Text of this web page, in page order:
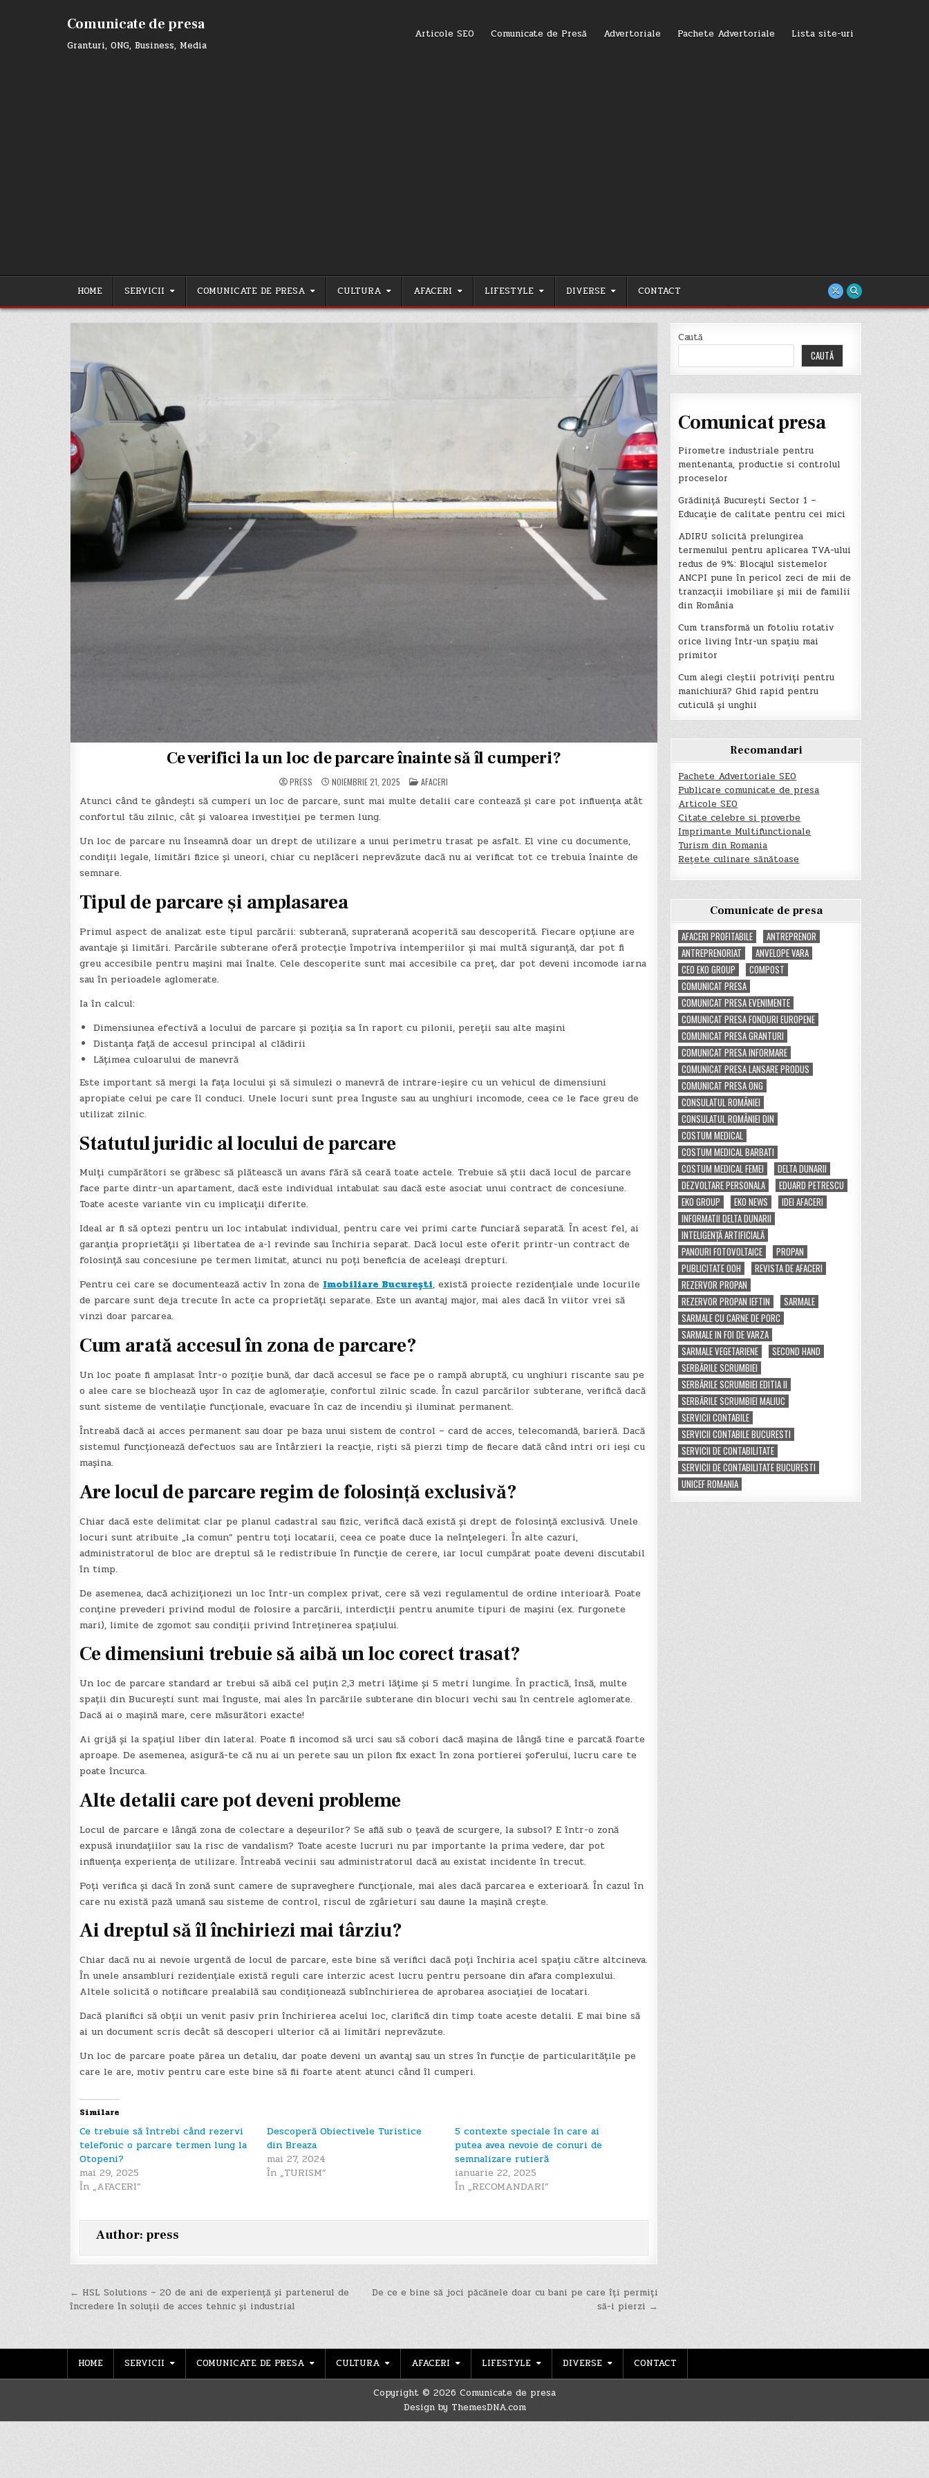
Comunicate de presa
Granturi, ONG, Business, Media
Articole SEO Comunicate de Presă Advertoriale Pachete Advertoriale Lista site-uri
HOME SERVICII COMUNICATE DE PRESA CULTURA AFACERI LIFESTYLE DIVERSE CONTACT
Ce verifici la un loc de parcare înainte să îl cumperi?
PRESS NOIEMBRIE 21, 2025 POSTED
IN
AFACERI
Atunci când te gândești să cumperi un loc de parcare, sunt mai multe detalii care contează și care pot influența atât
confortul tău zilnic, cât și valoarea investiției pe termen lung.
Un loc de parcare nu înseamnă doar un drept de utilizare a unui perimetru trasat pe asfalt. El vine cu documente,
condiții legale, limitări fizice și uneori, chiar cu neplăceri neprevăzute dacă nu ai verificat tot ce trebuia înainte de
semnare.
Tipul de parcare și amplasarea
Primul aspect de analizat este tipul parcării: subterană, supraterană acoperită sau descoperită. Fiecare opțiune are
avantaje și limitări. Parcările subterane oferă protecție împotriva intemperiilor și mai multă siguranță, dar pot fi
greu accesibile pentru mașini mai înalte. Cele descoperite sunt mai accesibile ca preț, dar pot deveni incomode iarna
sau în perioadele aglomerate.
Ia în calcul:
Dimensiunea efectivă a locului de parcare și poziția sa în raport cu pilonii, pereții sau alte mașini
Distanța față de accesul principal al clădirii
Lățimea culoarului de manevră
Este important să mergi la fața locului și să simulezi o manevră de intrare-ieșire cu un vehicul de dimensiuni
apropiate celui pe care îl conduci. Unele locuri sunt prea înguste sau au unghiuri incomode, ceea ce le face greu de
utilizat zilnic.
Statutul juridic al locului de parcare
Mulți cumpărători se grăbesc să plătească un avans fără să ceară toate actele. Trebuie să știi dacă locul de parcare
face parte dintr-un apartament, dacă este individual intabulat sau dacă este asociat unui contract de concesiune.
Toate aceste variante vin cu implicații diferite.
Ideal ar fi să optezi pentru un loc intabulat individual, pentru care vei primi carte funciară separată. În acest fel, ai
garanția proprietății și libertatea de a-l revinde sau închiria separat. Dacă locul este oferit printr-un contract de
folosință sau concesiune pe termen limitat, atunci nu poți beneficia de aceleași drepturi.
Pentru cei care se documentează activ în zona deImobiliare București, există proiecte rezidențiale unde locurile
de parcare sunt deja trecute în acte ca proprietăți separate. Este un avantaj major, mai ales dacă în viitor vrei să
vinzi doar parcarea.
Cum arată accesul în zona de parcare?
Un loc poate fi amplasat într-o poziție bună, dar dacă accesul se face pe o rampă abruptă, cu unghiuri riscante sau pe
o alee care se blochează ușor în caz de aglomerație, confortul zilnic scade. În cazul parcărilor subterane, verifică dacă
sunt sisteme de ventilație funcționale, evacuare în caz de incendiu și iluminat permanent.
Întreabă dacă ai acces permanent sau doar pe baza unui sistem de control – card de acces, telecomandă, barieră. Dacă
sistemul funcționează defectuos sau are întârzieri la reacție, riști să pierzi timp de fiecare dată când intri ori ieși cu
mașina.
Are locul de parcare regim de folosință exclusivă?
Chiar dacă este delimitat clar pe planul cadastral sau fizic, verifică dacă există și drept de folosință exclusivă. Unele
locuri sunt atribuite „la comun” pentru toți locatarii, ceea ce poate duce la neînțelegeri. În alte cazuri,
administratorul de bloc are dreptul să le redistribuie în funcție de cerere, iar locul cumpărat poate deveni discutabil
în timp.
De asemenea, dacă achiziționezi un loc într-un complex privat, cere să vezi regulamentul de ordine interioară. Poate
conține prevederi privind modul de folosire a parcării, interdicții pentru anumite tipuri de mașini (ex. furgonete
mari), limite de zgomot sau condiții privind întreținerea spațiului.
Ce dimensiuni trebuie să aibă un loc corect trasat?
Un loc de parcare standard ar trebui să aibă cel puțin 2,3 metri lățime și 5 metri lungime. În practică, însă, multe
spații din București sunt mai înguste, mai ales în parcările subterane din blocuri vechi sau în centrele aglomerate.
Dacă ai o mașină mare, cere măsurători exacte!
Ai grijă și la spațiul liber din lateral. Poate fi incomod să urci sau să cobori dacă mașina de lângă tine e parcată foarte
aproape. De asemenea, asigură-te că nu ai un perete sau un pilon fix exact în zona portierei șoferului, lucru care te
poate încurca.
Alte detalii care pot deveni probleme
Locul de parcare e lângă zona de colectare a deșeurilor? Se află sub o țeavă de scurgere, la subsol? E într-o zonă
expusă inundațiilor sau la risc de vandalism? Toate aceste lucruri nu par importante la prima vedere, dar pot
influența experiența de utilizare. Întreabă vecinii sau administratorul dacă au existat incidente în trecut.
Poți verifica și dacă în zonă sunt camere de supraveghere funcționale, mai ales dacă parcarea e exterioară. În cazul în
care nu există pază umană sau sisteme de control, riscul de zgârieturi sau daune la mașină crește.
Ai dreptul să îl închiriezi mai târziu?
Chiar dacă nu ai nevoie urgentă de locul de parcare, este bine să verifici dacă poți închiria acel spațiu către altcineva.
În unele ansambluri rezidențiale există reguli care interzic acest lucru pentru persoane din afara complexului.
Altele solicită o notificare prealabilă sau condiționează subînchirierea de aprobarea asociației de locatari.
Dacă planifici să obții un venit pasiv prin închirierea acelui loc, clarifică din timp toate aceste detalii. E mai bine să
ai un document scris decât să descoperi ulterior că ai limitări neprevăzute.
Un loc de parcare poate părea un detaliu, dar poate deveni un avantaj sau un stres în funcție de particularitățile pe
care le are, motiv pentru care este bine să fii foarte atent atunci când îl cumperi.
Similare
Ce trebuie să întrebi când rezervi
telefonic o parcare termen lung la
Otopeni?
mai 29, 2025
În „AFACERI”
Descoperă Obiectivele Turistice
din Breaza
mai 27, 2024
În „TURISM”
5 contexte speciale în care ai
putea avea nevoie de conuri de
semnalizare rutieră
ianuarie 22, 2025
În „RECOMANDARI”
Author: press
Navigare
în
De ce e bine să joci păcănele doar cu bani pe care îți permiți
să-i pierzi →
← HSL Solutions – 20 de ani de experiență și partenerul de
încredere în soluții de acces tehnic și industrial
Caută
CAUTĂ
Comunicat presa
Pirometre industriale pentru
mentenanta, productie si controlul
proceselor
Grădiniță București Sector 1 –
Educație de calitate pentru cei mici
ADIRU solicită prelungirea
termenului pentru aplicarea TVA-ului
redus de 9%: Blocajul sistemelor
ANCPI pune în pericol zeci de mii de
tranzacții imobiliare și mii de familii
din România
Cum transformă un fotoliu rotativ
orice living într-un spațiu mai
primitor
Cum alegi cleștii potriviți pentru
manichiură? Ghid rapid pentru
cuticulă și unghii
Recomandari
Pachete Advertoriale SEO
Publicare comunicate de presa
Articole SEO
Citate celebre si proverbe
Imprimante Multifunctionale
Turism din Romania
Rețete culinare sănătoase
Comunicate de presa
AFACERI PROFITABILE
ANTREPRENOR
ANTREPRENORIAT
ANVELOPE VARA
CEO EKO GROUP
COMPOST
COMUNICAT PRESA
COMUNICAT PRESA EVENIMENTE
COMUNICAT PRESA FONDURI EUROPENE
COMUNICAT PRESA GRANTURI
COMUNICAT PRESA INFORMARE
COMUNICAT PRESA LANSARE PRODUS
COMUNICAT PRESA ONG
CONSULATUL ROMÂNIEI
CONSULATUL ROMÂNIEI DIN
COSTUM MEDICAL
COSTUM MEDICAL BARBATI
COSTUM MEDICAL FEMEI
DELTA DUNARII
DEZVOLTARE PERSONALA
EDUARD PETRESCU
EKO GROUP
EKO NEWS
IDEI AFACERI
INFORMATII DELTA DUNARII
INTELIGENȚĂ ARTIFICIALĂ
PANOURI FOTOVOLTAICE
PROPAN
PUBLICITATE OOH
REVISTA DE AFACERI
REZERVOR PROPAN
REZERVOR PROPAN IEFTIN
SARMALE
SARMALE CU CARNE DE PORC
SARMALE IN FOI DE VARZA
SARMALE VEGETARIENE
SECOND HAND
SERBĂRILE SCRUMBIEI
SERBĂRILE SCRUMBIEI EDITIA II
SERBĂRILE SCRUMBIEI MALIUC
SERVICII CONTABILE
SERVICII CONTABILE BUCURESTI
SERVICII DE CONTABILITATE
SERVICII DE CONTABILITATE BUCURESTI
UNICEF ROMANIA
HOME SERVICII COMUNICATE DE PRESA CULTURA AFACERI LIFESTYLE DIVERSE CONTACT
Copyright © 2026 Comunicate de presa
Design by ThemesDNA.com